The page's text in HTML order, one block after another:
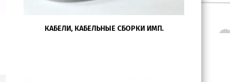
КАБЕЛИ, КАБЕЛЬНЫЕ СБОРКИ ИМП.